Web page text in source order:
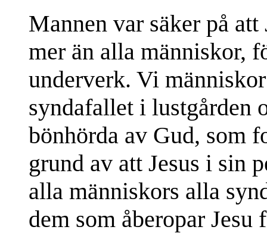
Mannen var säker på
mer än alla människor,
underverk. Vi
syndafallet i lustgården
bönhörda av Gud, som
grund av att Jesus i sin
alla människors alla
dem som åberopar